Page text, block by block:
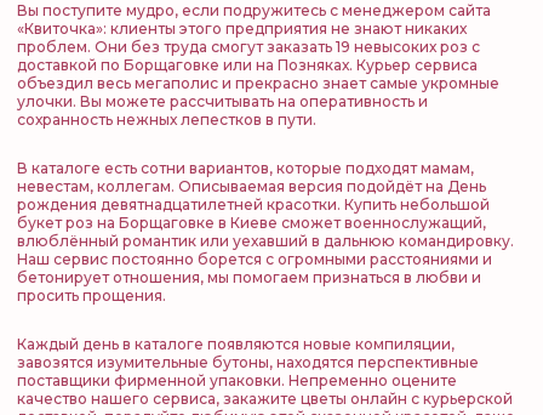
Вы поступите мудро, если подружитесь с менеджером сайта
«Квиточка»: клиенты этого предприятия не знают никаких
проблем. Они без труда смогут заказать 19 невысоких роз с
доставкой по Борщаговке или на Позняках. Курьер сервиса
объездил весь мегаполис и прекрасно знает самые укромные
улочки. Вы можете рассчитывать на оперативность и
сохранность нежных лепестков в пути.
В каталоге есть сотни вариантов, которые подходят мамам,
невестам, коллегам. Описываемая версия подойдёт на День
рождения девятнадцатилетней красотки. Купить небольшой
букет роз на Борщаговке в Киеве сможет военнослужащий,
влюблённый романтик или уехавший в дальнюю командировку.
Наш сервис постоянно борется с огромными расстояниями и
бетонирует отношения, мы помогаем признаться в любви и
просить прощения.
Каждый день в каталоге появляются новые компиляции,
завозятся изумительные бутоны, находятся перспективные
поставщики фирменной упаковки. Непременно оцените
качество нашего сервиса, закажите цветы онлайн с курьерской